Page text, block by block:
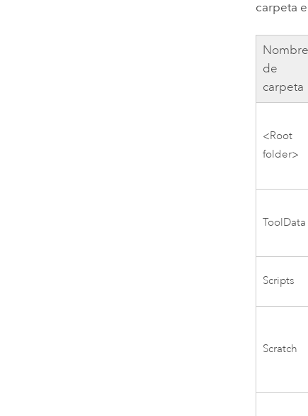
carpeta
Nombre
de
carpeta
<Root
folder>
ToolData
Scripts
Scratch